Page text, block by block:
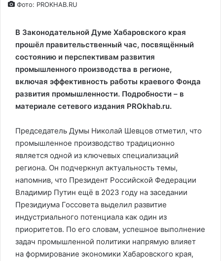
Фото: PROKHAB.RU
В Законодательной Думе Хабаровского края
прошёл правительственный час, посвящённый
состоянию и перспективам развития
промышленного производства в регионе,
включая эффективность работы краевого Фонда
развития промышленности. Подробности – в
материале сетевого издания PROkhab.ru.
Председатель Думы Николай Шевцов отметил, что
промышленное производство традиционно
является одной из ключевых специализаций
региона. Он подчеркнул актуальность темы,
напомнив, что Президент Российской Федерации
Владимир Путин ещё в 2023 году на заседании
Президиума Госсовета выделил развитие
индустриального потенциала как один из
приоритетов. По его словам, успешное выполнение
задач промышленной политики напрямую влияет
на формирование экономики Хабаровского края,